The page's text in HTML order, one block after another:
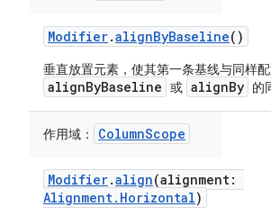
Modifier.alignByBaseline()
垂直放置元素，使其第一条基线与同样
alignByBaseline 或 alignBy 的
作用域： ColumnScope
Modifier.align(alignment:
Alignment.Horizontal)